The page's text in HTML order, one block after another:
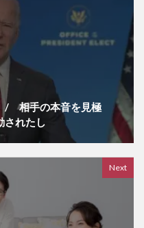
/ 相手の本音を見極
されたし
Next